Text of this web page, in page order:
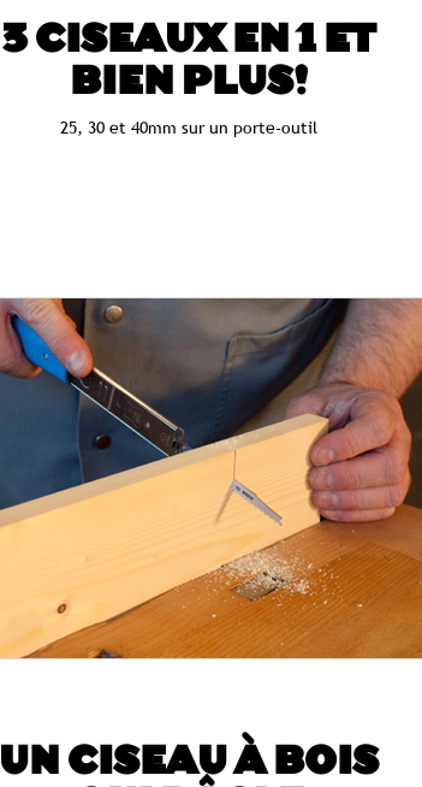
3 CISEAUX EN 1 ET
BIEN PLUS!
25, 30 et 40mm sur un porte-outil
UN CISEAU À BOIS